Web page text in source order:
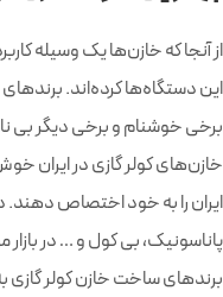
از آنجا که خازن‌ها یک وسیله
این دستگاه‌ها کرده‌اند.
برخی خوشنام و برخی دیگر بی
خازن‌های کولر گازی در ایران
ایران را به خود اختصاص
پاناسونیک، بی کول و … در
برندهای ساخت خازن کولر گازی